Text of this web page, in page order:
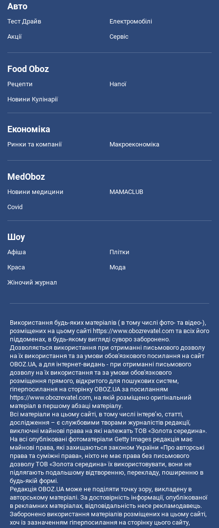
Авто
Тест Драйв Електромобілі
Акції Сервіс
Food Oboz
Рецепти Напої
Новини Кулінарії
Економіка
Ринки та компанії Макроекономіка
MedOboz
Новини медицини MAMACLUB
Covid
Шоу
Афіша Плітки
Краса Мода
Жіночий журнал
Використання будь-яких матеріалів ( в тому числі фото- та відео-),
розміщених на цьому сайті https://www.obozrevatel.com та всіх його
піддоменах, в будь-якому вигляді суворо заборонено.
Дозволяється використання при отриманні письмового дозволу
на їх використання та за умови обов'язкового посилання на сайт
OBOZ.UA, а для інтернет-видань - при отриманні письмового
дозволу на їх використання та за умови обов'язкового
розміщення прямого, відкритого для пошукових систем,
гіперпосилання на сторінку OBOZ.UA за посиланням
https://www.obozrevatel.com, на якій розміщено оригінальний
матеріал в першому абзаці матеріалу.
Всі матеріали на цьому сайті, в тому числі інтерв’ю, статті,
дослідження – є службовими творами журналістів редакції,
виключні майнові права на які належать ТОВ «Золота середина».
На всі опубліковані фотоматеріали Getty Images редакція має
майнові права, які захищаються законом України «Про авторські
права та суміжні права», ніхто не має права без письмового
дозволу ТОВ «Золота середина» їх використовувати, вони не
підлягають подальшому відтворенню, перекладу, поширенню в
будь-якій формі.
Редакція OBOZ.UA може не поділяти точку зору, викладену в
авторському матеріалі. За достовірність інформації, опублікованої
в рекламних матеріалах, відповідальність несе рекламодавець.
Заборонено використання матеріалів розміщених на цьому сайті,
хоч із зазначенням гіперпосилання на сторінку цього сайту,